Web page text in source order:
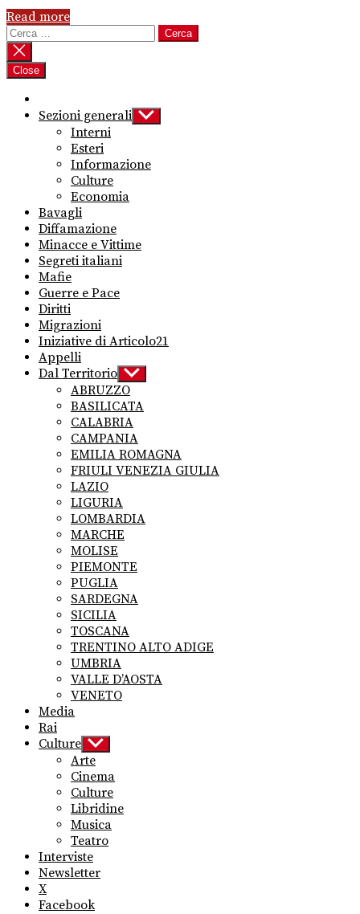
Read more
Ricerca
per:
Close
Sezioni generali Show
sub
Interni
Esteri
Informazione
Culture
Economia
Bavagli
Diffamazione
Minacce e Vittime
Segreti italiani
Mafie
Guerre e Pace
Diritti
Migrazioni
Iniziative di Articolo21
Appelli
Dal Territorio Show
sub
menu
ABRUZZO
BASILICATA
CALABRIA
CAMPANIA
EMILIA ROMAGNA
FRIULI VENEZIA GIULIA
LAZIO
LIGURIA
LOMBARDIA
MARCHE
MOLISE
PIEMONTE
PUGLIA
SARDEGNA
SICILIA
TOSCANA
TRENTINO ALTO ADIGE
UMBRIA
VALLE D’AOSTA
VENETO
Media
Rai
Culture Show
sub
menu
Arte
Cinema
Culture
Libridine
Musica
Teatro
Interviste
Newsletter
X
Facebook